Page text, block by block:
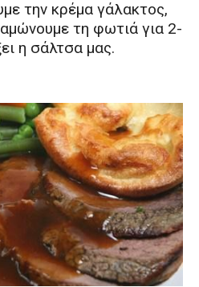
την κρέμα γάλακτος,
τη φωτιά για 2-
η σάλτσα μας.